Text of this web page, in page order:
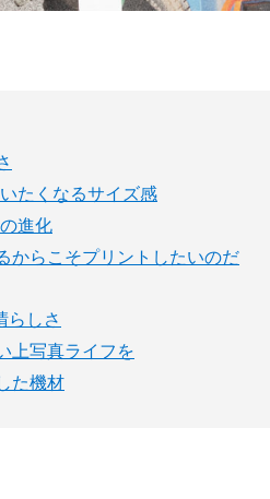
たくなるサイズ感
進化
からこそプリントしたいのだ
らしさ
上写真ライフを
た機材